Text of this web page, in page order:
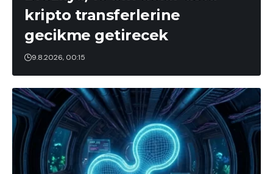
kripto transferlerine
gecikme getirecek
9.8.2026, 00:15